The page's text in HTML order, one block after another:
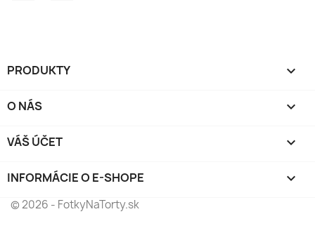
PRODUKTY 
O NÁS 
VÁŠ ÚČET 
INFORMÁCIE O E-SHOPE keyboard_arrow_down
© 2026 - FotkyNaTorty.sk